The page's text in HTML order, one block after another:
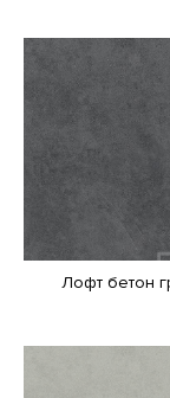
Лофт бетон